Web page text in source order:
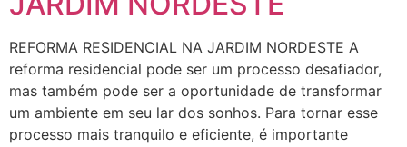
REFORMA RESIDENCIAL NA JARDIM NORDESTE A
reforma residencial pode ser um processo desafiador,
mas também pode ser a oportunidade de transformar
um ambiente em seu lar dos sonhos. Para tornar esse
processo mais tranquilo e eficiente, é importante